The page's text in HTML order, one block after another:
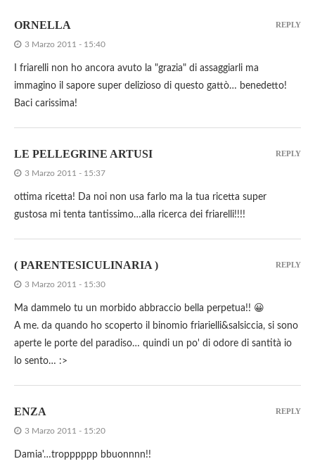
ORNELLA
3 Marzo 2011 - 15:40
I friarelli non ho ancora avuto la "grazia" di assaggiarli ma
immagino il sapore super delizioso di questo gattò… benedetto!
Baci carissima!
REPLY
LE PELLEGRINE ARTUSI
3 Marzo 2011 - 15:37
ottima ricetta! Da noi non usa farlo ma la tua ricetta super
gustosa mi tenta tantissimo…alla ricerca dei friarelli!!!!
REPLY
( PARENTESICULINARIA )
3 Marzo 2011 - 15:30
Ma dammelo tu un morbido abbraccio bella perpetua!! 😀
A me. da quando ho scoperto il binomio friarielli&salsiccia, si sono
aperte le porte del paradiso… quindi un po' di odore di santità io
lo sento… :>
REPLY
ENZA
3 Marzo 2011 - 15:20
Damia'…tropppppp bbuonnnn!!
REPLY